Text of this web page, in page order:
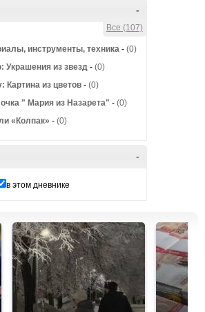
-
Все (107)
инструменты, техника - (0)
Украшения из звезд - (0)
Картина из цветов - (0)
" Мария из Назарета" - (0)
«Колпак» - (0)
-
в этом дневнике